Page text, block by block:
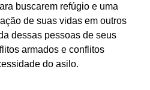
buscarem refúgio e uma
de suas vidas em outros
dessas pessoas de seus
armados e conflitos
do asilo.